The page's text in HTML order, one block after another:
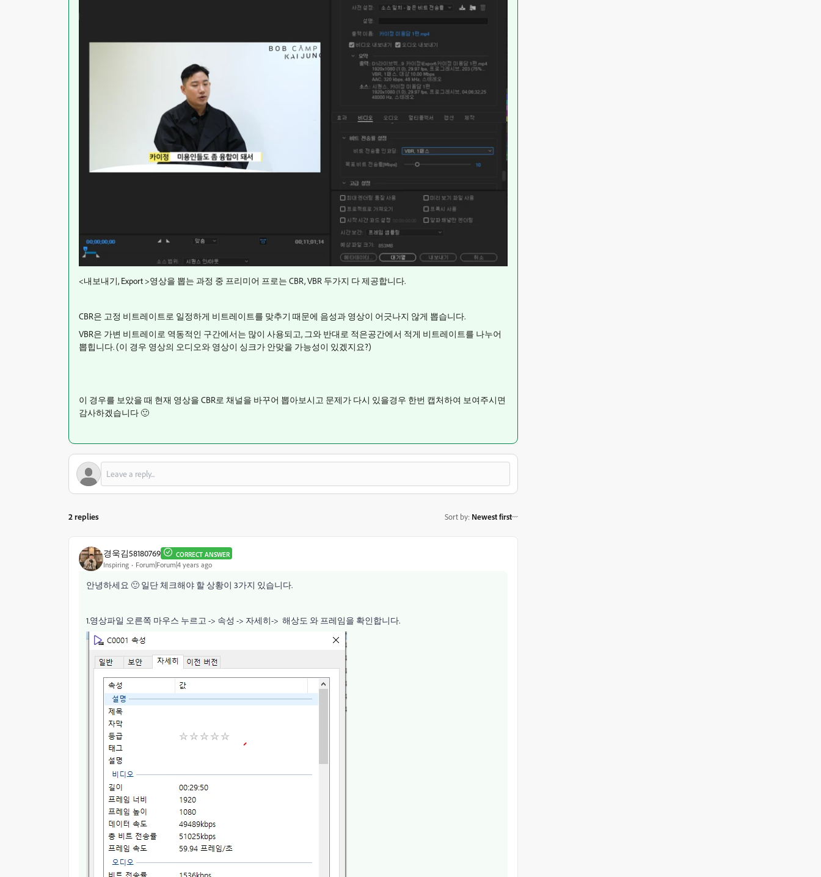
<내보내기, Export >영상을 뽑는 과정 중 프리미어 프로는 CBR, VBR 두가지 다 제공합니다.
CBR은 고정 비트레이트로 일정하게 비트레이트를 맞추기 때문에 음성과 영상이 어긋나지 않게 뽑습니다.
VBR은 가변 비트레이로 역동적인 구간에서는 많이 사용되고, 그와 반대로 적은공간에서 적게 비트레이트를 나누어
뽑힙니다. (이 경우 영상의 오디오와 영상이 싱크가 안맞을 가능성이 있겠지요?)
이 경우를 보았을 때 현재 영상을 CBR로 채널을 바꾸어 뽑아보시고 문제가 다시 있을경우 한번 캡처하여 보여주시면
감사하겠습니다 🙂
2 replies Sort by: Newest first
경욱김58180769 CORRECT ANSWER
Inspiring Forum|Forum|4 years ago
안녕하세요 🙂 일단 체크해야 할 상황이 3가지 있습니다.
1.영상파일 오른쪽 마우스 누르고 -> 속성 -> 자세히-> 해상도 와 프레임을 확인합니다.